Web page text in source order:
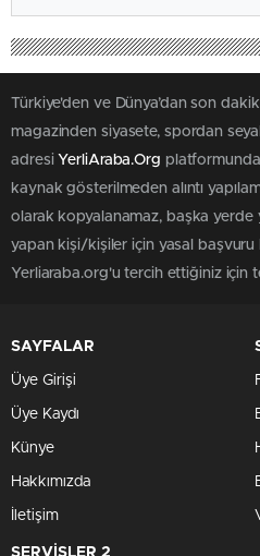
Türkiye'den ve Dünya’dan son
magazinden siyasete, spordan
adresi YerliAraba.Org
kaynak gösterilmeden alıntı
olarak kopyalanamaz, başka yerde
yapan kişi/kişiler için yasal başvuru
Yerliaraba.org'u tercih ettiğiniz için
SAYFALAR
Üye Girişi
Üye Kaydı
Künye
Hakkımızda
İletişim
SERVİSLER 2